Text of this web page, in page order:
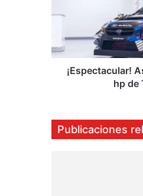
870
hp
¡Espectacular!
hp de
Publicaciones